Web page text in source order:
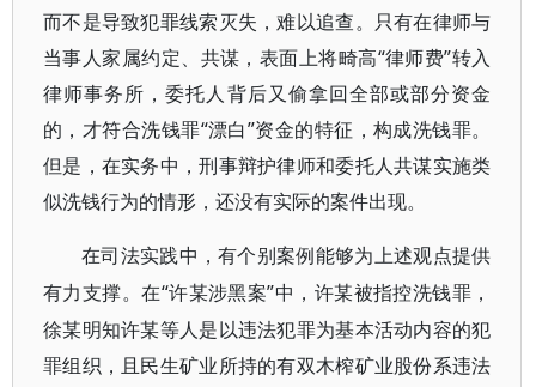
而不是导致犯罪线索灭失，难以追查。只有在律师与
当事人家属约定、共谋，表面上将畸高“律师费”转入
律师事务所，委托人背后又偷拿回全部或部分资金
的，才符合洗钱罪“漂白”资金的特征，构成洗钱罪。
但是，在实务中，刑事辩护律师和委托人共谋实施类
似洗钱行为的情形，还没有实际的案件出现。
在司法实践中，有个别案例能够为上述观点提供
有力支撑。在“许某涉黑案”中，许某被指控洗钱罪，
徐某明知许某等人是以违法犯罪为基本活动内容的犯
罪组织，且民生矿业所持的有双木榨矿业股份系违法